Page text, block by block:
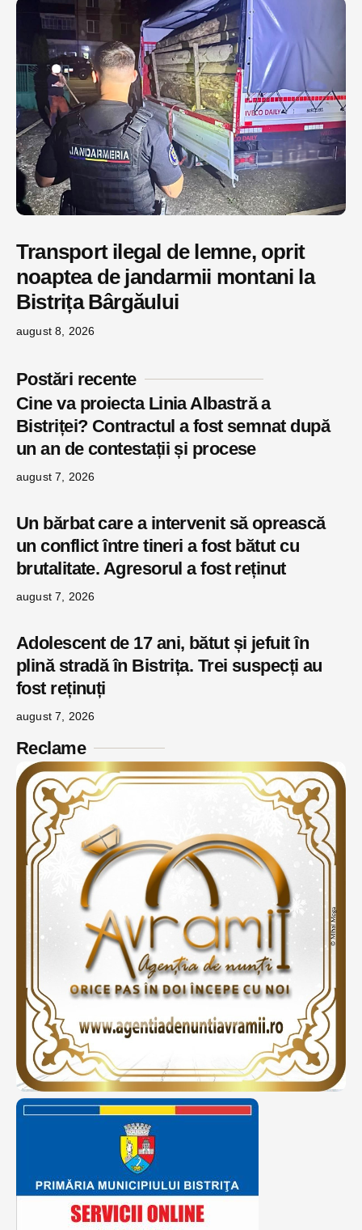
Transport ilegal de lemne, oprit
noaptea de jandarmii montani la
Bistrița Bârgăului
august 8, 2026
Postări recente
Cine va proiecta Linia Albastră a
Bistriței? Contractul a fost semnat după
un an de contestații și procese
august 7, 2026
Un bărbat care a intervenit să oprească
un conflict între tineri a fost bătut cu
brutalitate. Agresorul a fost reținut
august 7, 2026
Adolescent de 17 ani, bătut și jefuit în
plină stradă în Bistrița. Trei suspecți au
fost reținuți
august 7, 2026
Reclame